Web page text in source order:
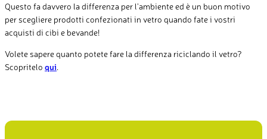
Questo fa davvero la differenza per l’ambiente ed è un buon motivo
per scegliere prodotti confezionati in vetro quando fate i vostri
acquisti di cibi e bevande!
Volete sapere quanto potete fare la differenza riciclando il vetro?
Scopritelo qui.